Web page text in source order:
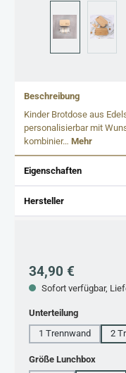
Beschreibung
Kinder Brotdose aus
personalisierbar mit
kombinier… Mehr
Eigenschaften
Hersteller
Regulärer Preis:
34,90 €
Sofort verfügbar,
Unterteilungauswählen
1 Trennwand
2
Größe Lunchbox